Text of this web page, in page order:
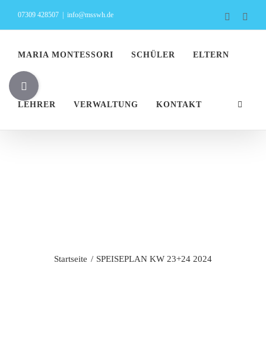
Inhalt
07309 428507 info@msswh.de Facebook
MARIA MONTESSORI SCHÜLER ELTERN
LEHRER VERWALTUNG KONTAKT
Startseite SPEISEPLAN KW 23+24 2024
Toggle
Sliding